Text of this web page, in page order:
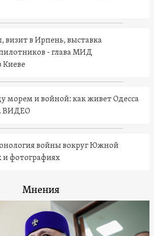
визит в Ирпень, выставка
- глава МИД
Киеве
морем и войной: как живет Одесса
ВИДЕО
войны вокруг Южной
и фотографиях
Мнения